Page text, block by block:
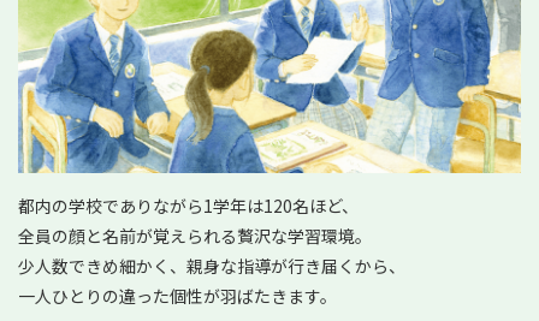
都内の学校でありながら1学年は120名ほど、
全員の顔と名前が覚えられる贅沢な学習環境。
少人数できめ細かく、親身な指導が行き届くから、
一人ひとりの違った個性が羽ばたきます。